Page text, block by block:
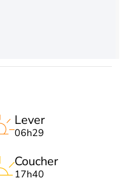
Lever
06h29
Coucher
17h40